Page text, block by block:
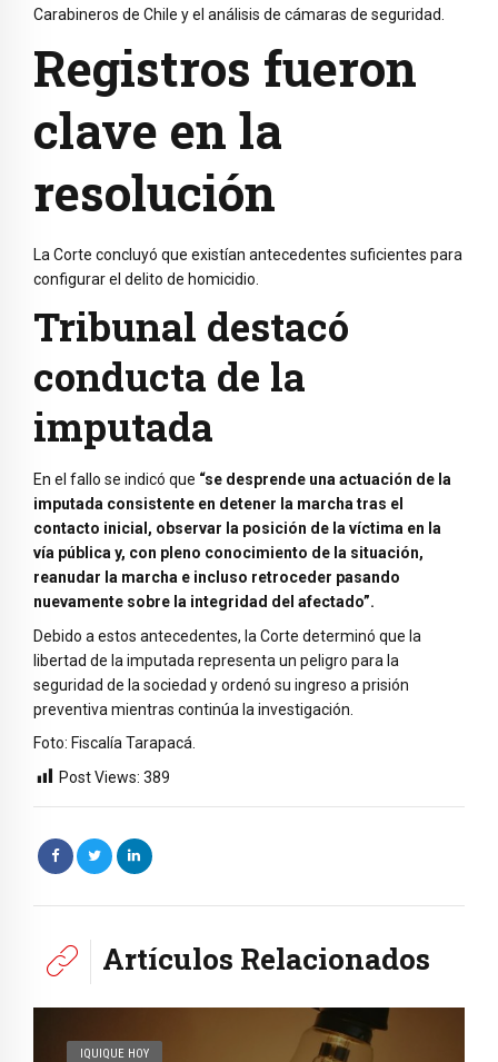
Carabineros de Chile y el análisis de cámaras de seguridad.
Registros fueron
clave en la
resolución
La Corte concluyó que existían antecedentes suficientes para
configurar el delito de homicidio.
Tribunal destacó
conducta de la
imputada
En el fallo se indicó que “se desprende una actuación de la
imputada consistente en detener la marcha tras el
contacto inicial, observar la posición de la víctima en la
vía pública y, con pleno conocimiento de la situación,
reanudar la marcha e incluso retroceder pasando
nuevamente sobre la integridad del afectado”.
Debido a estos antecedentes, la Corte determinó que la
libertad de la imputada representa un peligro para la
seguridad de la sociedad y ordenó su ingreso a prisión
preventiva mientras continúa la investigación.
Foto: Fiscalía Tarapacá.
Post Views: 389
Artículos Relacionados
IQUIQUE HOY